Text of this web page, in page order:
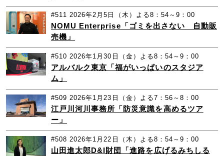
#511 2026年2月5日（木）よる8：54～9：00
NOMU Enterprise「ゴミを出さない 自動販
売機」
#510 2026年1月30日（金）よる8：54～9：00
アルバルク東京「福がいっぱいのスタジア
ム」
#509 2026年1月23日（金）よる7：56～8：00
江戸川河川事務所「防災意識を高めるツア
ー」
#508 2026年1月22日（木）よる8：54～9：00
山田進太郎D&I財団「進路を広げるみちしる